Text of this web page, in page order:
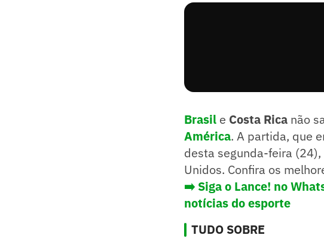
Brasil e Costa Rica não
América. A partida, que
desta segunda-feira (24),
Unidos. Confira os
➡️ Siga o Lance! no
notícias do esporte
TUDO SOBRE